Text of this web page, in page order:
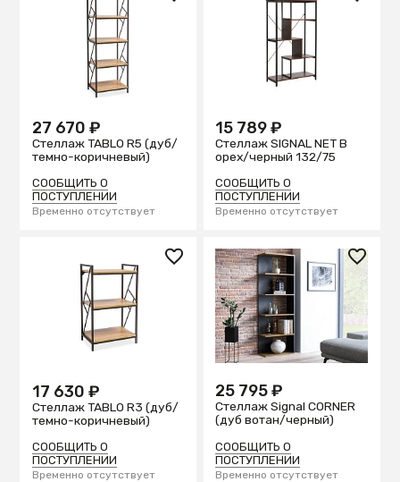
27 670 ₽
Стеллаж TABLO R5 (дуб/
темно-коричневый)
СООБЩИТЬ О
ПОСТУПЛЕНИИ
Временно отсутствует
15 789 ₽
Стеллаж SIGNAL NET B
орех/черный 132/75
СООБЩИТЬ О
ПОСТУПЛЕНИИ
Временно отсутствует
17 630 ₽
Стеллаж TABLO R3 (дуб/
темно-коричневый)
СООБЩИТЬ О
ПОСТУПЛЕНИИ
Временно отсутствует
25 795 ₽
Стеллаж Signal CORNER
(дуб вотан/черный)
СООБЩИТЬ О
ПОСТУПЛЕНИИ
Временно отсутствует